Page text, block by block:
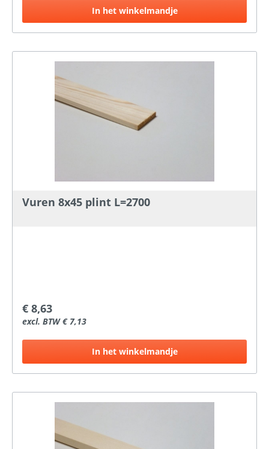
In het winkelmandje
Vuren 8x45 plint L=2700
€ 8,63
excl. BTW € 7,13
In het winkelmandje